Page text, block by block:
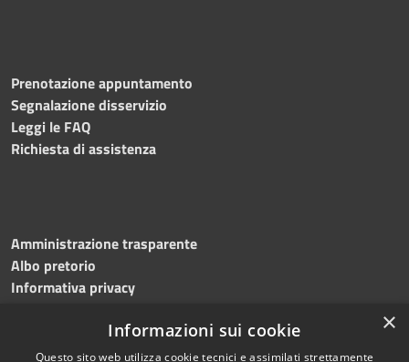
Prenotazione appuntamento
Segnalazione disservizio
Leggi le FAQ
Richiesta di assistenza
Amministrazione trasparente
Albo pretorio
Informativa privacy
Dichiarazione di accessibilità Meccanismo di feedback ×
Informazioni sui cookie
Questo sito web utilizza cookie tecnici e assimilati strettamente